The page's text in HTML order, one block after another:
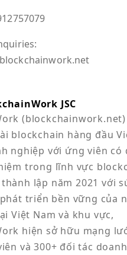
JSC
blockchain hàng đầu
nghiệp với ứng viên có
trong lĩnh vực
lập năm 2021 với
triển bền vững của
Việt Nam và khu vực,
hiện sở hữu mạng
và 300+ đối tác